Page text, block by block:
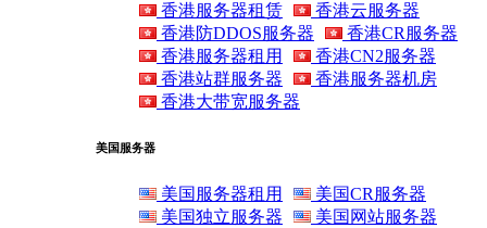
香港服务器租赁
香港云服务器
香港防DDOS服务器
香港CR服务器
香港服务器租用
香港CN2服务器
香港站群服务器
香港服务器机房
香港大带宽服务器
美国服务器
美国服务器租用
美国CR服务器
美国独立服务器
美国网站服务器